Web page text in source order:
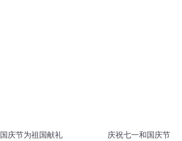
国庆节为祖国献礼 庆祝七一和国庆节